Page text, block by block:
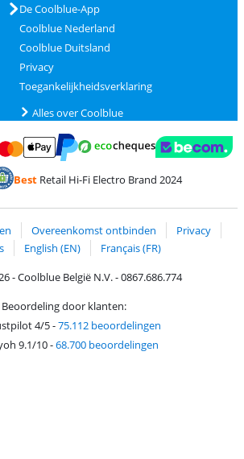
De Coolblue-App
Coolblue Nederland
Coolblue Duitsland
Privacy
Toegankelijkheidsverklaring
Alles over Coolblue
en Visa via ClickToPay
BestRetail Hi-Fi Electro Brand 2024
Overeenkomst ontbinden
Privacy
English (EN)
Français (FR)
- Coolblue België N.V. - 0867.686.774
Beoordeling door klanten:
4/5-75.112 beoordelingen
9.1/10-68.700 beoordelingen